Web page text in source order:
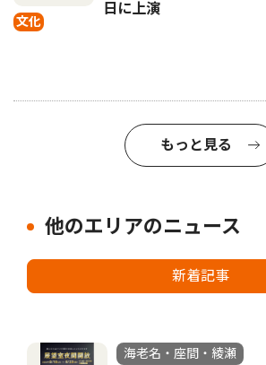
文化
日に上演
もっと見る
他のエリアのニュース
新着記事
海老名・座間・綾瀬